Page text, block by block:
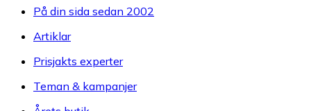
På din sida sedan 2002
Artiklar
Prisjakts experter
Teman & kampanjer